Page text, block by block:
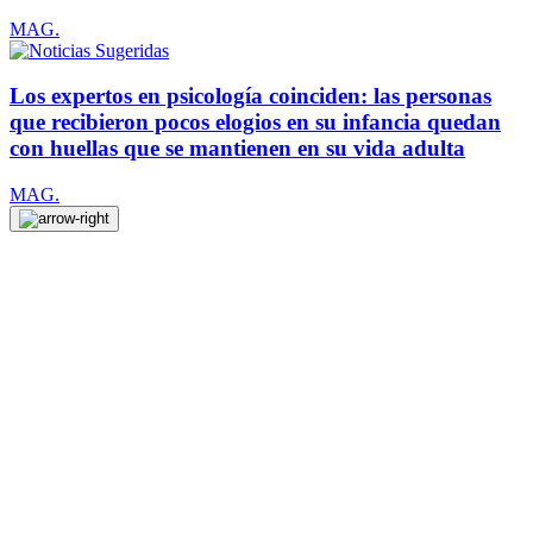
MAG.
Los expertos en psicología coinciden: las personas
que recibieron pocos elogios en su infancia quedan
con huellas que se mantienen en su vida adulta
MAG.